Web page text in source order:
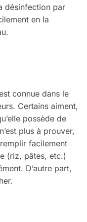
désinfection par
en la
connue dans le
Certains aiment,
possède de
plus à prouver,
facilement
(riz, pâtes, etc.)
D’autre part,